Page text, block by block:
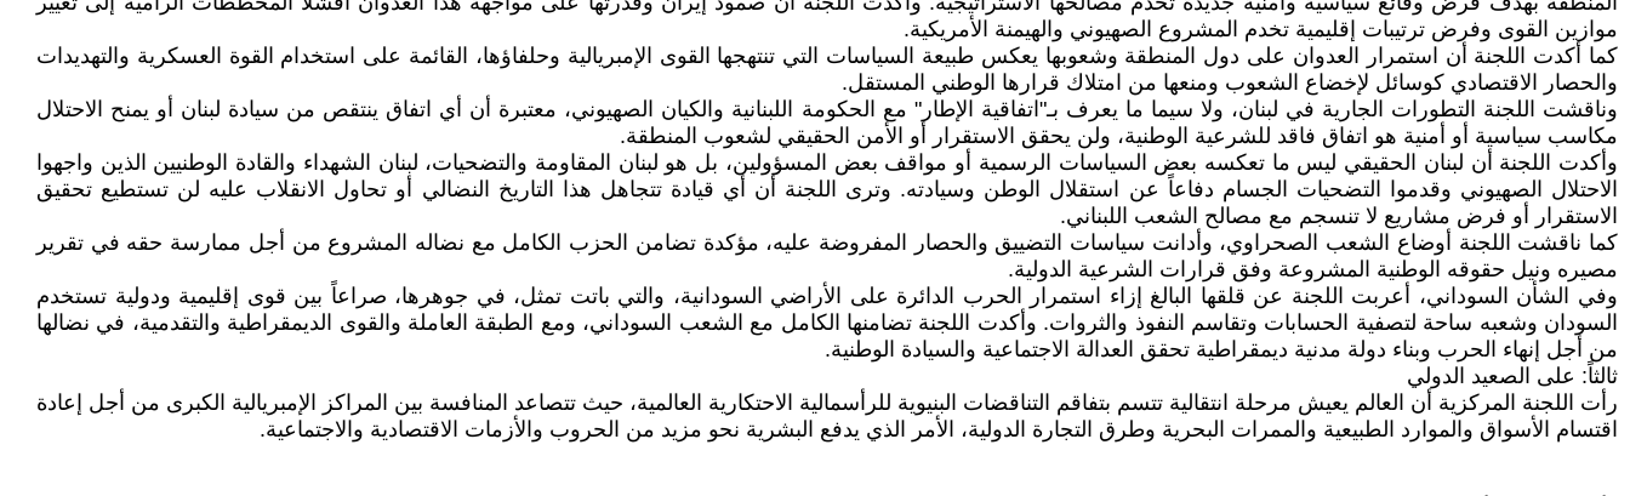
موازين القوى وفرض ترتيبات إقليمية تخدم المشروع الصهيوني والهيمنة الأمريكية.
كما أكدت اللجنة أن استمرار العدوان على دول المنطقة وشعوبها يعكس طبيعة السياسات التي تنتهجها القوى الإمبريالية وحلفاؤها، القائمة على استخدام القوة العسكرية والتهديدات
والحصار الاقتصادي كوسائل لإخضاع الشعوب ومنعها من امتلاك قرارها الوطني المستقل.
وناقشت اللجنة التطورات الجارية في لبنان، ولا سيما ما يعرف بـ"اتفاقية الإطار" مع الحكومة اللبنانية والكيان الصهيوني، معتبرة أن أي اتفاق ينتقص من سيادة لبنان أو يمنح الاحتلال
مكاسب سياسية أو أمنية هو اتفاق فاقد للشرعية الوطنية، ولن يحقق الاستقرار أو الأمن الحقيقي لشعوب المنطقة.
وأكدت اللجنة أن لبنان الحقيقي ليس ما تعكسه بعض السياسات الرسمية أو مواقف بعض المسؤولين، بل هو لبنان المقاومة والتضحيات، لبنان الشهداء والقادة الوطنيين الذين واجهوا
الاحتلال الصهيوني وقدموا التضحيات الجسام دفاعاً عن استقلال الوطن وسيادته. وترى اللجنة أن أي قيادة تتجاهل هذا التاريخ النضالي أو تحاول الانقلاب عليه لن تستطيع تحقيق
الاستقرار أو فرض مشاريع لا تنسجم مع مصالح الشعب اللبناني.
كما ناقشت اللجنة أوضاع الشعب الصحراوي، وأدانت سياسات التضييق والحصار المفروضة عليه، مؤكدة تضامن الحزب الكامل مع نضاله المشروع من أجل ممارسة حقه في تقرير
مصيره ونيل حقوقه الوطنية المشروعة وفق قرارات الشرعية الدولية.
وفي الشأن السوداني، أعربت اللجنة عن قلقها البالغ إزاء استمرار الحرب الدائرة على الأراضي السودانية، والتي باتت تمثل، في جوهرها، صراعاً بين قوى إقليمية ودولية تستخدم
السودان وشعبه ساحة لتصفية الحسابات وتقاسم النفوذ والثروات. وأكدت اللجنة تضامنها الكامل مع الشعب السوداني، ومع الطبقة العاملة والقوى الديمقراطية والتقدمية، في نضالها
من أجل إنهاء الحرب وبناء دولة مدنية ديمقراطية تحقق العدالة الاجتماعية والسيادة الوطنية.
ثالثاً: على الصعيد الدولي
رأت اللجنة المركزية أن العالم يعيش مرحلة انتقالية تتسم بتفاقم التناقضات البنيوية للرأسمالية الاحتكارية العالمية، حيث تتصاعد المنافسة بين المراكز الإمبريالية الكبرى من أجل إعادة
اقتسام الأسواق والموارد الطبيعية والممرات البحرية وطرق التجارة الدولية، الأمر الذي يدفع البشرية نحو مزيد من الحروب والأزمات الاقتصادية والاجتماعية.